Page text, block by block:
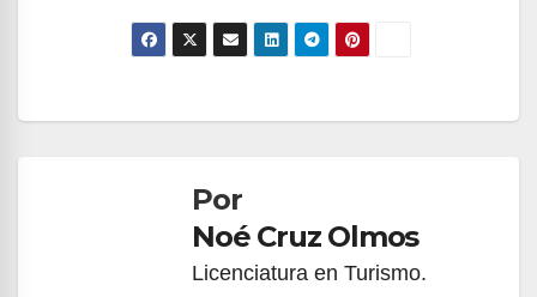
entradasPor
Noé Cruz Olmos
Licenciatura en Turismo.